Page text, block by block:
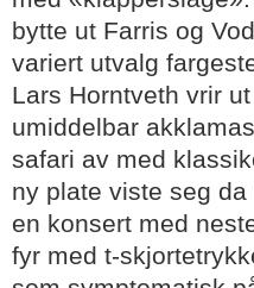
bytte ut Farris og
variert utvalg
Lars Horntveth vrir
umiddelbar
safari av med
ny plate viste seg
en konsert med
fyr med t-